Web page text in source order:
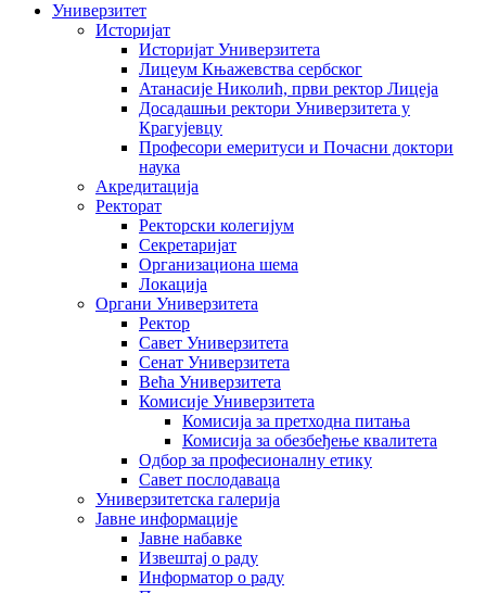
Универзитет
Историјат
Историјат Универзитета
Лицеум Књажевства сербског
Атанасије Николић, први ректор Лицеја
Досадашњи ректори Универзитета у
Крагујевцу
Професори емеритуси и Почасни доктори
наука
Акредитација
Ректорат
Ректорски колегијум
Секретаријат
Организациона шема
Локација
Органи Универзитета
Ректор
Савет Универзитета
Сенат Универзитета
Већа Универзитета
Комисије Универзитета
Комисија за претходна питања
Комисија за обезбеђење квалитета
Одбор за професионалну етику
Савет послодаваца
Универзитетска галерија
Јавне информације
Јавне набавке
Извештај о раду
Информатор о раду